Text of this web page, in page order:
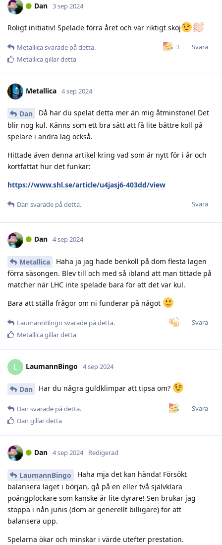
Dan 3 sep 2024
Roligt initiativ! Spelade förra året och var riktigt skoj
3 Svara
Metallicasvarade på detta.
Metallicagillar detta
Metallica 4 sep 2024
Dan
Då har du spelat detta mer än mig åtminstone! Det
blir nog kul. Känns som ett bra sätt att få lite bättre koll på
spelare i andra lag också.
Hittade även denna artikel kring vad som är nytt för i år och
kortfattat hur det funkar:
https://www.shl.se/article/u4jasj6-403dd/view
Svara
Dan svarade på detta.
Dan 4 sep 2024
Metallica
Haha ja jag hade benkoll på dom flesta lagen
förra säsongen. Blev till och med så ibland att man tittade på
matcher när LHC inte spelade bara för att det var kul.
Bara att ställa frågor om ni funderar på något
Svara
LaumannBingo svarade på detta.
Metallicagillar detta
L LaumannBingo 4 sep 2024
Dan Har du några guldklimpar att tipsa om?
Svara
Dan svarade på detta.
Dan gillar detta
Dan 4 sep 2024 Redigerad
LaumannBingo
Haha mja det kan hända! Försökt
balansera laget i början, gå på en eller två självklara
poängplockare som kanske är lite dyrare! Sen brukar jag
stoppa i nån junis (dom är generellt billigare) för att
balansera upp.
Spelarna ökar och minskar i värde utefter prestation.